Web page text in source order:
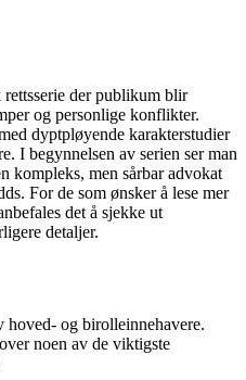
der publikum blir
og personlige konflikter.
dyptpløyende karakterstudier
I begynnelsen av serien ser man
kompleks, men sårbar advokat
For de som ønsker å lese mer
det å sjekke ut
detaljer.
hoved- og birolleinnehavere.
noen av de viktigste